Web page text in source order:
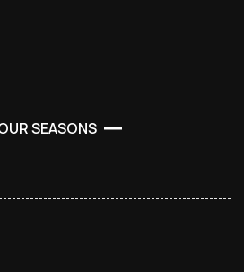
SEASONS